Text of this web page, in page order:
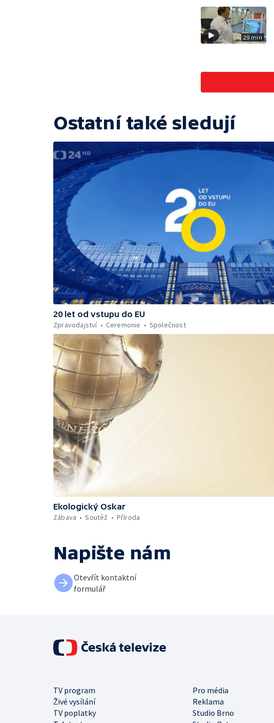
29 min
Ostatní také sledují
20 let od vstupu do EU
Zpravodajství
Ceremonie Společnost
Ekologický Oskar
Zábava
Soutěž Příroda
Napište nám
Otevřít kontaktní
formulář
TV program
Pro média
Živé vysílání
Reklama
TV poplatky
Studio Brno